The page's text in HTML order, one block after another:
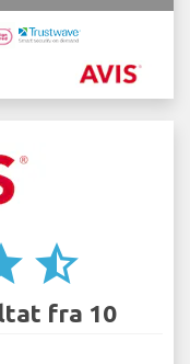
star_half
fra 10